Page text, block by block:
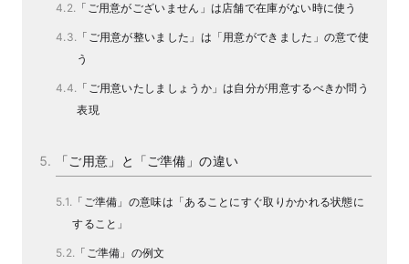
「ご用意がございません」は店舗で在庫がない時に使う
「ご用意が整いました」は「用意ができました」の意で使
う
「ご用意いたしましょうか」は自分が用意するべきか問う
表現
「ご用意」と「ご準備」の違い
「ご準備」の意味は「あることにすぐ取りかかれる状態に
すること」
「ご準備」の例文